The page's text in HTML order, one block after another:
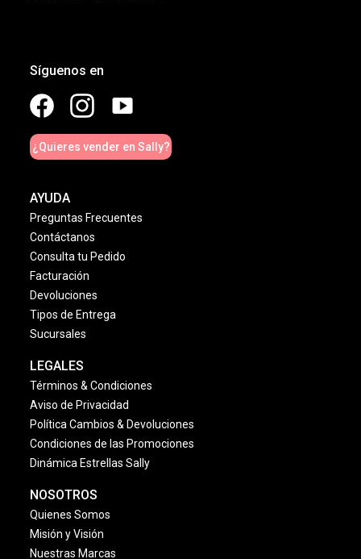
Síguenos en
¿Quieres vender en Sally?
AYUDA
Preguntas Frecuentes
Contáctanos
Consulta tu Pedido
Facturación
Devoluciones
Tipos de Entrega
Sucursales
LEGALES
Términos & Condiciones
Aviso de Privacidad
Política Cambios & Devoluciones
Condiciones de las Promociones
Dinámica Estrellas Sally
NOSOTROS
Quienes Somos
Misión y Visión
Nuestras Marcas